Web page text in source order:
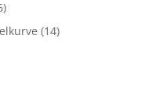
(14)